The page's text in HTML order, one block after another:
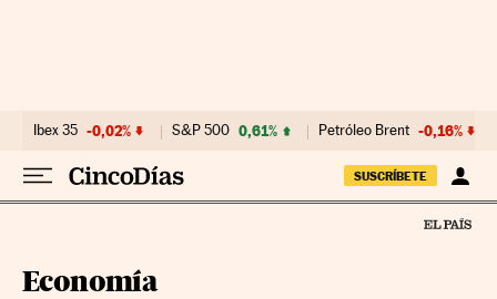
Ibex 35 -0,02% S&P 500 0,61% Petróleo Brent -0,16%
SUSCRÍBETE
Economía